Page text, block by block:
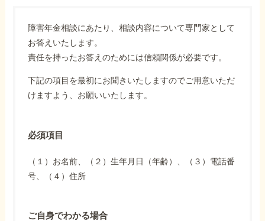
障害年金相談にあたり、相談内容について専門家として
お答えいたします。
責任を持ったお答えのためには信頼関係が必要です。
下記の項目を最初にお聞きいたしますのでご用意いただ
けますよう、お願いいたします。
必須項目
（１）お名前、（２）生年月日（年齢）、（３）電話番
号、（４）住所
ご自身でわかる場合